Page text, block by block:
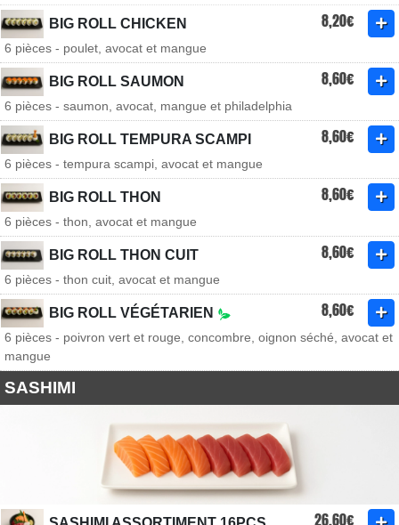
BIG ROLL CHICKEN 8,20€
6 pièces - poulet, avocat et mangue
BIG ROLL SAUMON 8,60€
6 pièces - saumon, avocat, mangue et philadelphia
BIG ROLL TEMPURA SCAMPI 8,60€
6 pièces - tempura scampi, avocat et mangue
BIG ROLL THON 8,60€
6 pièces - thon, avocat et mangue
BIG ROLL THON CUIT 8,60€
6 pièces - thon cuit, avocat et mangue
BIG ROLL VÉGÉTARIEN 8,60€
6 pièces - poivron vert et rouge, concombre, oignon séché, avocat et
mangue
SASHIMI
26,60€